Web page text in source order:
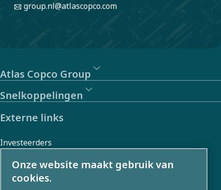
group.nl@atlascopco.com
Atlas Copco Group
Snelkoppelingen
Externe links
Investeerders
Onze website maakt gebruik van
cookies.